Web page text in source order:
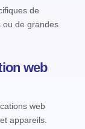
de
ou de grandes
web
web
appareils.